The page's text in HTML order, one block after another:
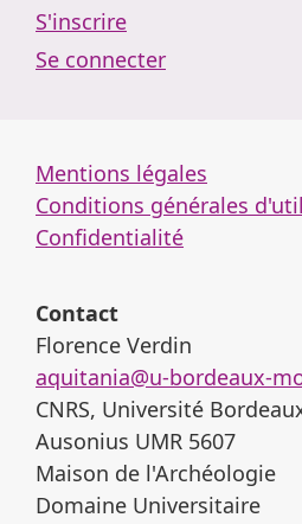
S'inscrire
Se connecter
Mentions légales
Conditions générales
Confidentialité
Contact
Florence Verdin
aquitania@u-bordeaux-
CNRS, Université
Ausonius UMR 5607
Maison de l'Archéologie
Domaine Universitaire